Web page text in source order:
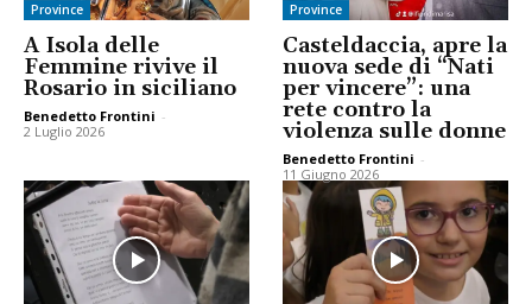
Province
A Isola delle
Femmine rivive il
Rosario in siciliano
Benedetto Frontini -
2 Luglio 2026
Province
Casteldaccia, apre la
nuova sede di “Nati
per vincere”: una
rete contro la
violenza sulle donne
Benedetto Frontini -
11 Giugno 2026